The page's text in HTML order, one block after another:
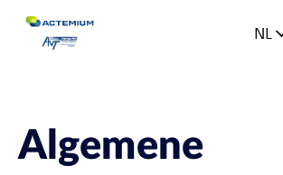
NL
Algemene